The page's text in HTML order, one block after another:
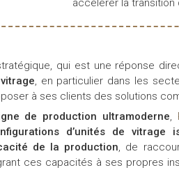
accélérer la transition
qui est une réponse
, en particulier dans les
à ses clients des solutions
de production ultramoderne,
d’unités de vitrage
de la production, de
ces capacités à ses propres